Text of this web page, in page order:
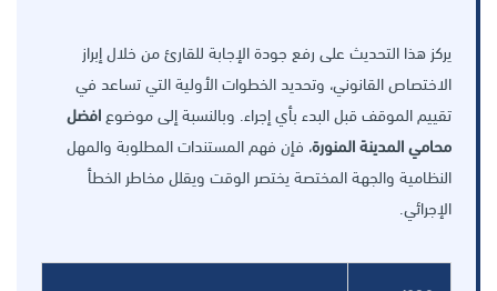
يركز هذا التحديث على رفع جودة الإجابة للقارئ من خلال إبراز
الاختصاص القانوني، وتحديد الخطوات الأولية التي تساعد في
تقييم الموقف قبل البدء بأي إجراء. وبالنسبة إلى موضوعافضل
محامي المدينة المنورة، فإن فهم المستندات المطلوبة والمهل
النظامية والجهة المختصة يختصر الوقت ويقلل مخاطر الخطأ
الإجرائي.